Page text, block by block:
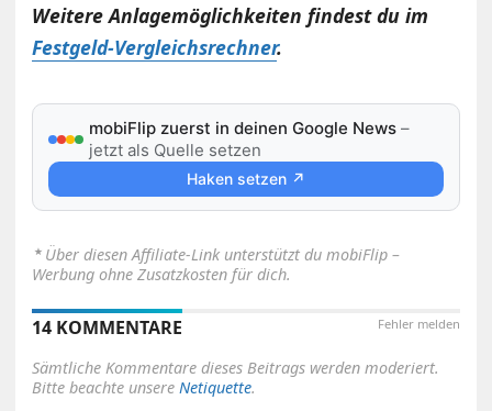
Weitere Anlagemöglichkeiten findest du im
Festgeld-Vergleichsrechner.
mobiFlip zuerst in deinen Google News –
jetzt als Quelle setzen
Haken setzen ↗
⋆ Über diesen Affiliate-Link unterstützt du mobiFlip –
Werbung ohne Zusatzkosten für dich.
Fehler melden
14 KOMMENTARE
Sämtliche Kommentare dieses Beitrags werden moderiert.
Bitte beachte unsereNetiquette.